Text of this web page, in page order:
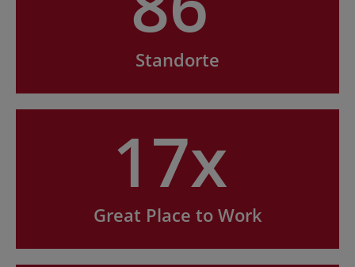
Standorte
17x
Great Place to Work